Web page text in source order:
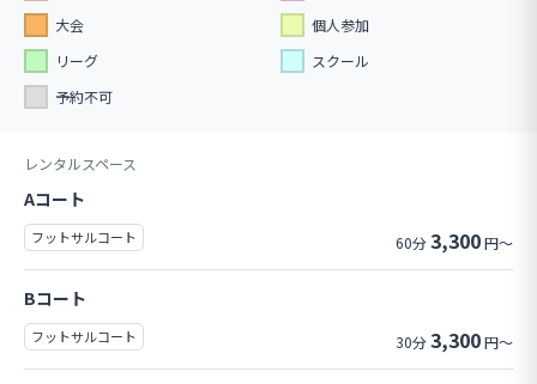
大会
個人参加
リーグ
スクール
予約不可
レンタルスペース
Aコート
フットサルコート 60分3,300円～
Bコート
フットサルコート 30分3,300円～